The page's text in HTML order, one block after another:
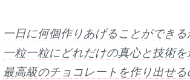
一日に何個作りあげることができる
一粒一粒にどれだけの真心と技術
最高級のチョコレートを作り出せる